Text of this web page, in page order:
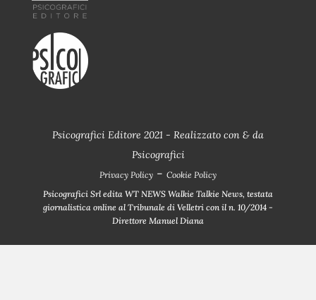
Psicografici Editore 2021 - Realizzato con & da
Psicografici
Privacy Policy - Cookie Policy
Psicografici Srl edita WT NEWS Walkie Talkie News, testata
giornalistica online al Tribunale di Velletri con il n. 10/2014 -
Direttore Manuel Diana